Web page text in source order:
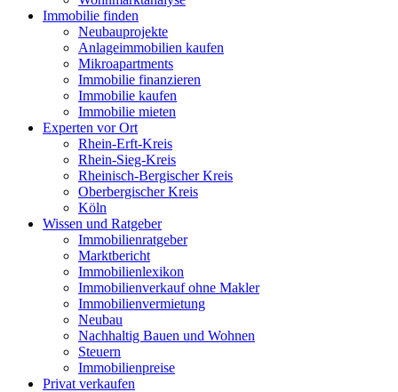
Immobilie finden
Neubauprojekte
Anlageimmobilien kaufen
Mikroapartments
Immobilie finanzieren
Immobilie kaufen
Immobilie mieten
Experten vor Ort
Rhein-Erft-Kreis
Rhein-Sieg-Kreis
Rheinisch-Bergischer Kreis
Oberbergischer Kreis
Köln
Wissen und Ratgeber
Immobilienratgeber
Marktbericht
Immobilienlexikon
Immobilienverkauf ohne Makler
Immobilienvermietung
Neubau
Nachhaltig Bauen und Wohnen
Steuern
Immobilienpreise
Privat verkaufen